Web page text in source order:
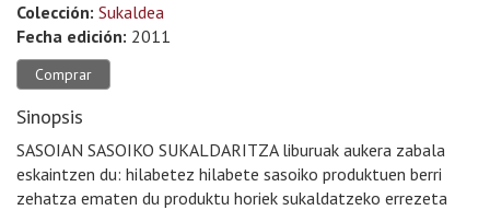
Colección: Sukaldea
Fecha edición: 2011
Comprar
Sinopsis
SASOIAN SASOIKO SUKALDARITZA liburuak aukera zabala
eskaintzen du: hilabetez hilabete sasoiko produktuen berri
zehatza ematen du produktu horiek sukaldatzeko errezeta